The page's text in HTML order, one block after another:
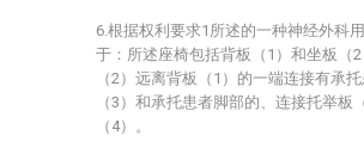
6.根据权利要求1所述的一种神经外科
于：所述座椅包括背板（1）和坐板（
（2）远离背板（1）的一端连接有承
（3）和承托患者脚部的、连接托举板
（4）。